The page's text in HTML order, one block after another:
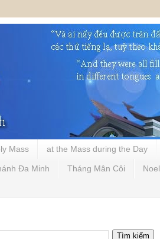
Mass at the Mass during the Day
Đa Minh Tháng Mân Côi Noel